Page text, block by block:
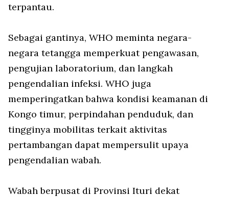
terpantau.
Sebagai gantinya, WHO meminta negara-
negara tetangga memperkuat pengawasan,
pengujian laboratorium, dan langkah
pengendalian infeksi. WHO juga
memperingatkan bahwa kondisi keamanan di
Kongo timur, perpindahan penduduk, dan
tingginya mobilitas terkait aktivitas
pertambangan dapat mempersulit upaya
pengendalian wabah.
Wabah berpusat di Provinsi Ituri dekat